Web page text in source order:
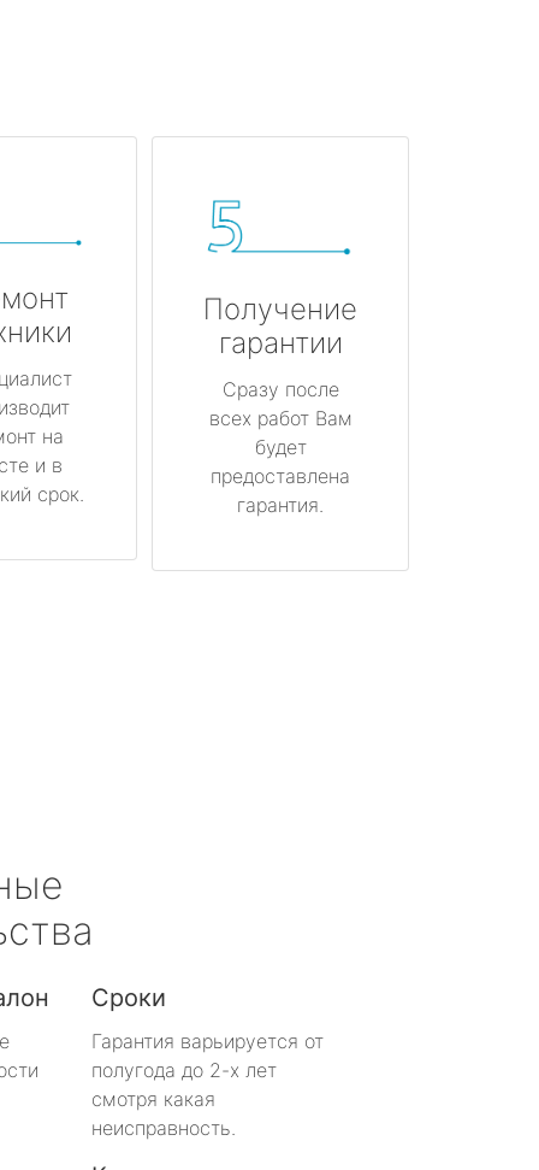
на
и в
срок.
Получение
гарантии
Сразу после
всех работ Вам
будет
предоставлена
гарантия.
Сроки
Гарантия варьируется от
полугода до 2-х лет
смотря какая
неисправность.